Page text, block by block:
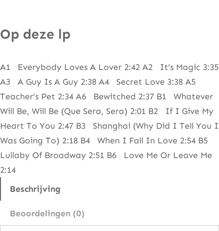
D
y
'
s
G
r
e
a
t
s
Op deze lp
A1 Everybody Loves A Lover 2:42 A2 It’s Magic 3:35
A3 A Guy Is A Guy 2:38 A4 Secret Love 3:38 A5
Teacher’s Pet 2:34 A6 Bewitched 2:37 B1 Whatever
Will Be, Will Be (Que Sera, Sera) 2:01 B2 If I Give My
Heart To You 2:47 B3 Shanghai (Why Did I Tell You I
Was Going To) 2:18 B4 When I Fall In Love 2:54 B5
Lullaby Of Broadway 2:51 B6 Love Me Or Leave Me
2:14
Beschrijving
Beoordelingen (0)